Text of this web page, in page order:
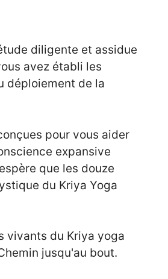
diligente et assidue
avez établi les
déploiement de la
pour vous aider
expansive
que les douze
du Kriya Yoga
vivants du Kriya yoga
jusqu'au bout.